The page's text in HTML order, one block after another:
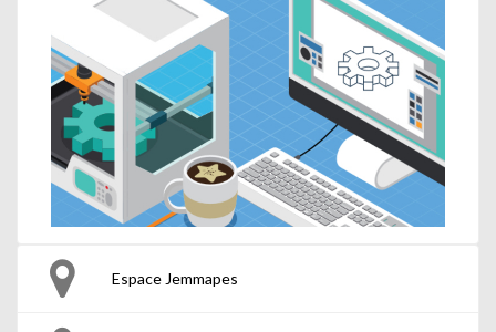
Espace Jemmapes